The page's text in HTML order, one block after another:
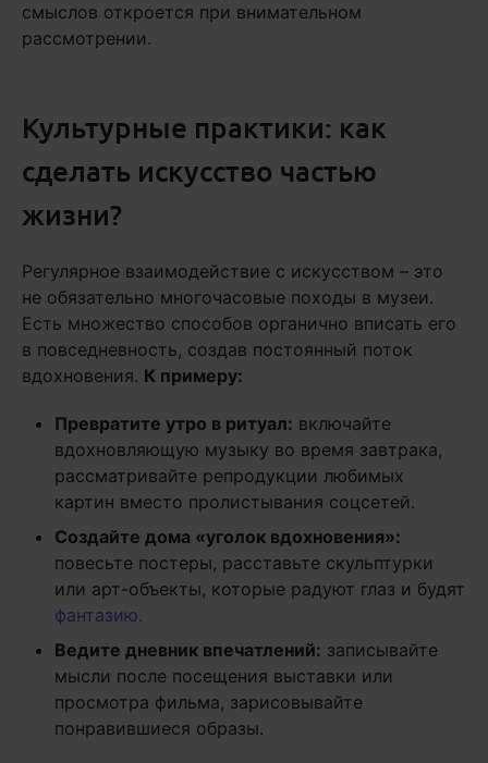
смыслов откроется при внимательном
рассмотрении.
Культурные практики: как
сделать искусство частью
жизни?
Регулярное взаимодействие с искусством – это
не обязательно многочасовые походы в музеи.
Есть множество способов органично вписать его
в повседневность, создав постоянный поток
вдохновения. К примеру:
Превратите утро в ритуал: включайте
вдохновляющую музыку во время завтрака,
рассматривайте репродукции любимых
картин вместо пролистывания соцсетей.
Создайте дома «уголок вдохновения»:
повесьте постеры, расставьте скульптурки
или арт-объекты, которые радуют глаз и будят
фантазию.
Ведите дневник впечатлений: записывайте
мысли после посещения выставки или
просмотра фильма, зарисовывайте
понравившиеся образы.